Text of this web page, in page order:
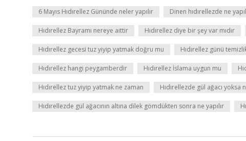
6 Mayıs Hıdırellez Gününde neler yapılır Dinen hıdırellezde ne
Hıdırellez Bayramı nereye aittir Hıdırellez diye bir şey var mıdır
Hıdırellez gecesi tuz yiyip yatmak doğru mu Hıdırellez günü
Hıdırellez hangi peygamberdir Hıdırellez İslama uygun mu
Hıdırellez tuz yiyip yatmak ne zaman Hıdırellezde gül ağacı yoksa
Hıdırellezde gül ağacının altına dilek gömdükten sonra ne yapılır